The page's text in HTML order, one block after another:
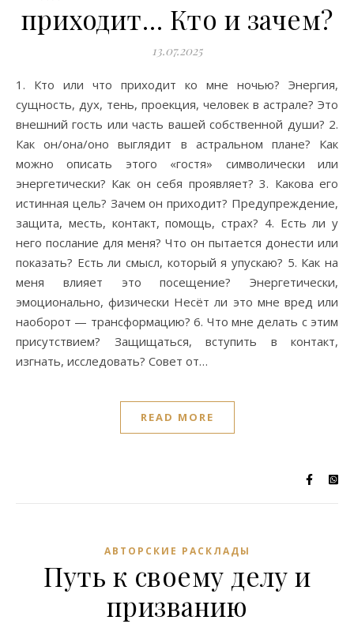
приходит… Кто и зачем?
13.07.2025
1. Кто или что приходит ко мне ночью? Энергия,
сущность, дух, тень, проекция, человек в астрале? Это
внешний гость или часть вашей собственной души? 2.
Как он/она/оно выглядит в астральном плане? Как
можно описать этого «гостя» символически или
энергетически? Как он себя проявляет? 3. Какова его
истинная цель? Зачем он приходит? Предупреждение,
защита, месть, контакт, помощь, страх? 4. Есть ли у
него послание для меня? Что он пытается донести или
показать? Есть ли смысл, который я упускаю? 5. Как на
меня влияет это посещение? Энергетически,
эмоционально, физически Несёт ли это мне вред или
наоборот — трансформацию? 6. Что мне делать с этим
присутствием? Защищаться, вступить в контакт,
изгнать, исследовать? Совет от…
READ MORE
АВТОРСКИЕ РАСКЛАДЫ
Путь к своему делу и
призванию